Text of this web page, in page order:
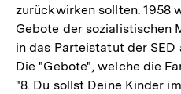
zurückwirken sollten. 1958
Gebote der sozialistischen
in das Parteistatut der
Die "Gebote", welche die
"8. Du sollst Deine Kinder